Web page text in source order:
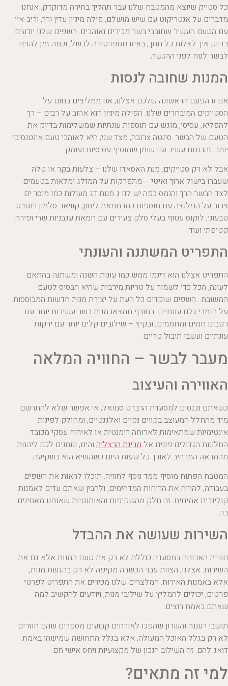
כל סטייק שיוצא מהמטבח שלנו עבר תהליך בחירה מדוקדק. אנחנו
מדברים על אנטריקוט עם שיש מושלם, פילה מיניון עדין ורך, וריב-איי
עם הטעם העשיר שחובבי בשר מכירים ואוהבים. השפים שלנו יודעים
בדיוק איך לצלות כל חתך, באיזו טמפרטורה לבשל, וכמה זמן להניח
לבשר לנוח לפני ההגשה.
המנות שחובה לנסות
אם זו הפעם הראשונה שלכם אצלנו, אנו ממליצים בחום על
הסטייקים המובחרים שלנו. הפילה מיניון הוא אהוב על רבים – רך
להפליא, עסיסי, מוגש עם תוספות עונתיות שמשלימות בדיוק את
הטעם של הבשר. סינטה צרובה, מצד שני, היא לאוהבי טעם אינטנסיבי
יותר. זהו נתח עשיר עם שומן שמוסיף עסיסיות ועומק.
אבל לא רק סטייקים. מנת האסאדו שלנו – צלעות בקר או טלה
שעברו בישול ארוך ואיטי – מתפרקות על המזלג ומלאות בטעמים.
לצד הבשר הרך והנמס בפה יש לנו ג מנות דג מעולות כמו מוסר ים
צרוב על הפלנצה עם תוספות כמו חמאת לימון, קוויאר סלמון ויוגורט
טבעוני, לוקוס עטוף בעלי סלק צעירים עם חמאת עגבניות שרי ופירה
קטיפתי ועוד.
התפריט המשתנה והעונתי
התפריט אצלנו הוא דינמי ממש כמו עונות השנה ומשתנה בהתאם
לעונה, הכל כדי לשמור על טריות מירבית שהיא הבסיס לטעם
המשובח.. השפים שוקדים כל העת על יצירת מנות חדשות המבוססות
על חומרי גלם עונתיים. בחורף תמצאו מנות בשר עשירות יותר עם
רטבים חמים ומחממים, ובקיץ – שילובים קלים יותר עם ירקות
עונתיים ועשבי תיבול טריים.
מעבר לבשר – החוויה המלאה
האווירה והעיצוב
כשאתם נכנסים למסעדת הרברט סמואל, אי אפשר שלא להתרשם
מיד מהחלל המעוצב בקווים נקיים ואלגנטיים, ומחולק לפינות
אינטימיות שמתאימות לארוחה רומנטית או לאירוח עסקי מכובד.
החלונות הגדולים פונים אל מרינת הרצליה והים, ונותנים לכם ליהנות
מהמראה המרהיב לאורך כל שעות היום כשהשיא הוא בשקיעה.
המטבח הפתוח מוסיף ממד נוסף לחוויה. תוכלו לראות את השפים
בעבודה, להריח את הריחות המדהימים, ולהבין שאתם עדים לאמנות
קולינרית אמיתית. זה חלק מהשקיפות והאותנטיות שאנחנו מאמינים
בה.
השירות שעושה את ההבדל
חוויית הארוחה במסעדה כוללת לא רק את טעם המנות אלא גם את
השירות. אצלנו, הצוות עבר הכשרה מקיפה לא רק בהגשת מנות,
אלא באמנות האירוח. המלצרים שלנו מכירים את התפריט לפרטי
פרטים, יכולים להמליץ על שילובי מנות, ויודעים להקשיב למה
שאתם באמת רוצים.
תושבי רעננה והשרון שהפכו לאורחים קבועים מספרים שהם חוזרים
לא רק בגלל האוכל המעולה, אלא בגלל התחושה שמישהו באמת
דואג להם. זה השילוב הנכון של מקצועיות ויחס אישי חם.
למי זה מתאים?